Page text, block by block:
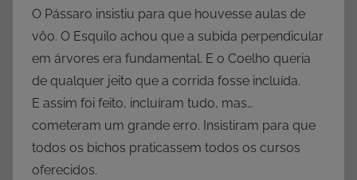
O Pássaro insistiu para que houvesse aulas de
vôo. O Esquilo achou que a subida perpendicular
em árvores era fundamental. E o Coelho queria
de qualquer jeito que a corrida fosse incluída.
E assim foi feito, incluíram tudo, mas…
cometeram um grande erro. Insistiram para que
todos os bichos praticassem todos os cursos
oferecidos.